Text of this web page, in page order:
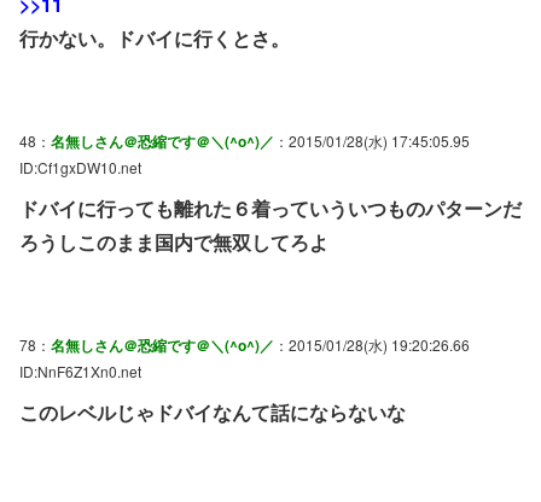
行かない。ドバイに行くとさ。
48： 名無しさん＠恐縮です＠＼(^o^)／ ：2015/01/28(水) 17:45:05.95
ID:Cf1gxDW10.net
ドバイに行っても離れた６着っていういつものパターンだ
ろうしこのまま国内で無双してろよ
78： 名無しさん＠恐縮です＠＼(^o^)／ ：2015/01/28(水) 19:20:26.66
ID:NnF6Z1Xn0.net
このレベルじゃドバイなんて話にならないな